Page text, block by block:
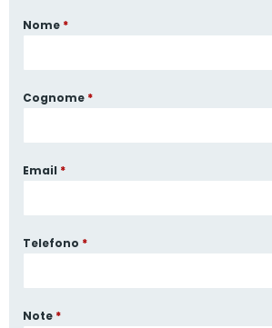
Nome *
Cognome *
Email *
Telefono *
Note *